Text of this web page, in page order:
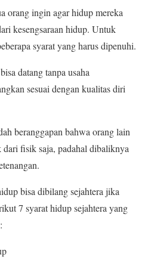
orang ingin agar hidup mereka
kesengsaraan hidup. Untuk
syarat yang harus dipenuhi.
datang tanpa usaha
sesuai dengan kualitas diri
beranggapan bahwa orang lain
dari fisik saja, padahal dibaliknya
bisa dibilang sejahtera jika
7 syarat hidup sejahtera yang